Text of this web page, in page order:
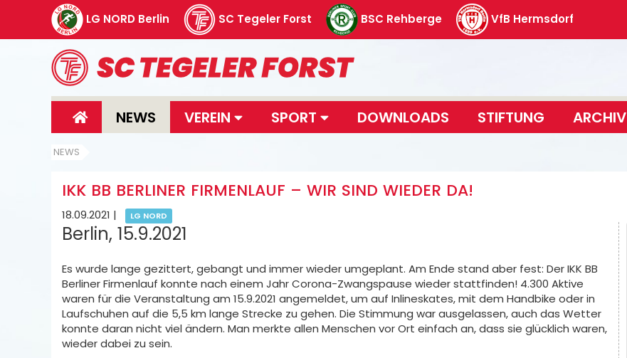
LG NORD Berlin SC Tegeler Forst BSC Rehberge VfB Hermsdorf
NEWS VEREIN SPORT DOWNLOADS STIFTUNG ARCHIV
NEWS
IKK BB BERLINER FIRMENLAUF – WIR SIND WIEDER DA!
18.09.2021 | LG NORD
Berlin, 15.9.2021
Es wurde lange gezittert, gebangt und immer wieder umgeplant. Am Ende stand aber fest: Der IKK BB
Berliner Firmenlauf konnte nach einem Jahr Corona-Zwangspause wieder stattfinden! 4.300 Aktive
waren für die Veranstaltung am 15.9.2021 angemeldet, um auf Inlineskates, mit dem Handbike oder in
Laufschuhen auf die 5,5 km lange Strecke zu gehen. Die Stimmung war ausgelassen, auch das Wetter
konnte daran nicht viel ändern. Man merkte allen Menschen vor Ort einfach an, dass sie glücklich waren,
wieder dabei zu sein.